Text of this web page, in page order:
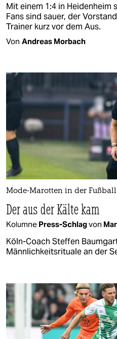
Mit einem 1:4 in Heidenheim
Fans sind sauer, der
Trainer kurz vor dem Aus.
Von Andreas Morbach
Mode-Marotten in der
Der aus der Kälte kam
Kolumne Press-Schlagvon
Köln-Coach Steffen
Männlichkeitsrituale an der